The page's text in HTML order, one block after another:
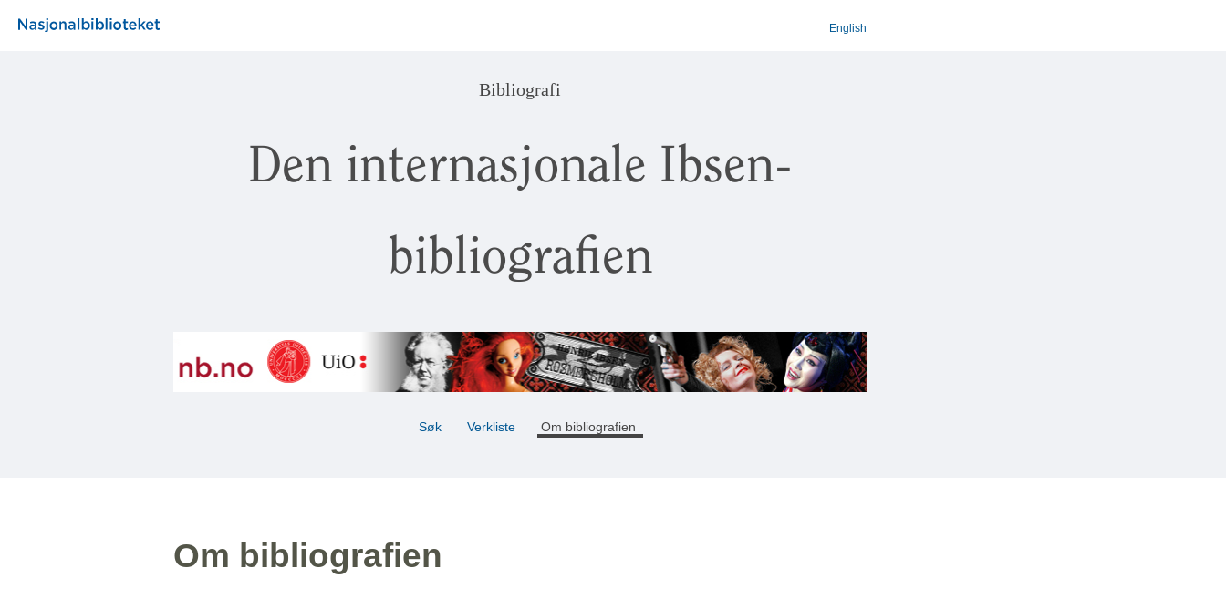
English
Bibliografi
Den internasjonale Ibsen-
bibliografien
Søk Verkliste Om bibliografien
Om bibliografien